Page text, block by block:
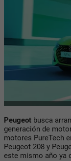
Peugeot busca
generación de
motores PureTech
Peugeot 208 y
este mismo año ya